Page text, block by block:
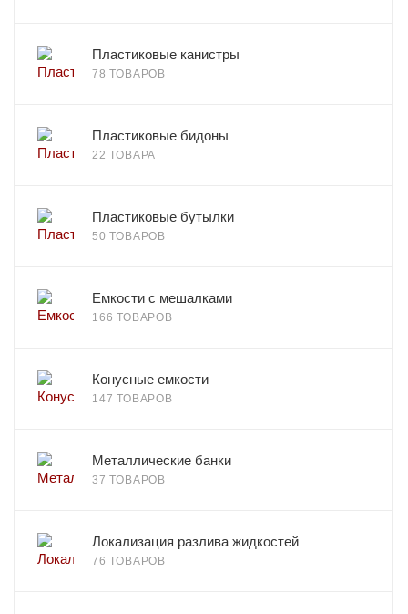
Пластиковые канистры
78 ТОВАРОВ
Пластиковые бидоны
22 ТОВАРА
Пластиковые бутылки
50 ТОВАРОВ
Емкости с мешалками
166 ТОВАРОВ
Конусные емкости
147 ТОВАРОВ
Металлические банки
37 ТОВАРОВ
Локализация разлива жидкостей
76 ТОВАРОВ